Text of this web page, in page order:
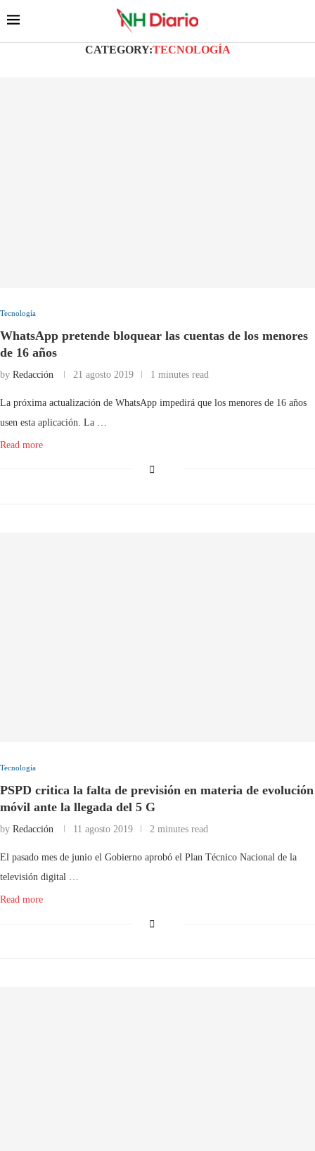
CATEGORY:TECNOLOGÍA
Tecnología
WhatsApp pretende bloquear las cuentas de los menores
de 16 años
by Redacción 21 agosto 2019 1 minutes read
La próxima actualización de WhatsApp impedirá que los menores de 16 años
usen esta aplicación. La …
Read more
Tecnología
PSPD critica la falta de previsión en materia de evolución
móvil ante la llegada del 5 G
by Redacción 11 agosto 2019 2 minutes read
El pasado mes de junio el Gobierno aprobó el Plan Técnico Nacional de la
televisión digital …
Read more